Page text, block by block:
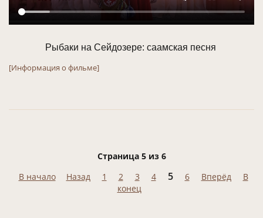
Рыбаки на Сейдозере: саамская песня
[Информация о фильме]
Страница 5 из 6
В начало
Назад 1 2 3 4 5 6 Вперёд
В
конец